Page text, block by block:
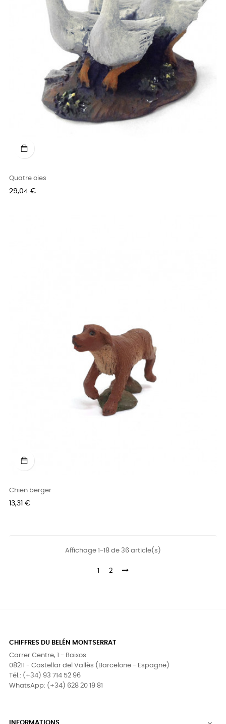
Quatre oies
Prix
29,04 €
Chien berger
Prix
13,31 €
Affichage 1-18 de 36 article(s)
1 2
CHIFFRES DU BELÉN MONTSERRAT
Carrer Centre, 1 - Baixos
08211 - Castellar del Vallès (Barcelone - Espagne)
Tél.: (+34) 93 714 52 96
WhatsApp: (+34) 628 20 19 81